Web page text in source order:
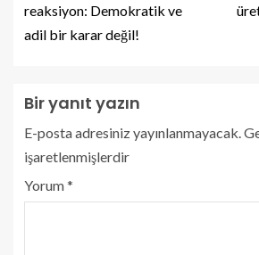
reaksiyon: Demokratik ve
adil bir karar değil!
Bir yanıt yazın
E-posta adresiniz yayınlanmayacak.
işaretlenmişlerdir
Yorum*